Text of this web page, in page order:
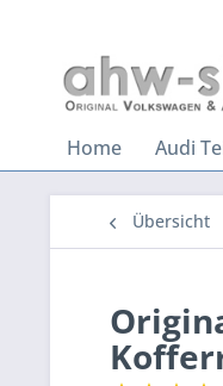
Home Audi
Übersicht